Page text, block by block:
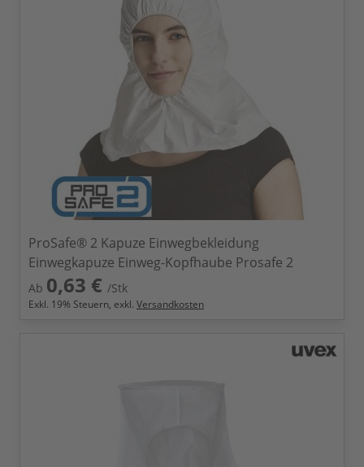
ProSafe® 2 Kapuze Einwegbekleidung
Einwegkapuze Einweg-Kopfhaube Prosafe 2
Ab 0,63 € /Stk
Exkl. 19% Steuern, exkl. Versandkosten